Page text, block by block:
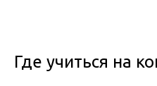
Где учиться на